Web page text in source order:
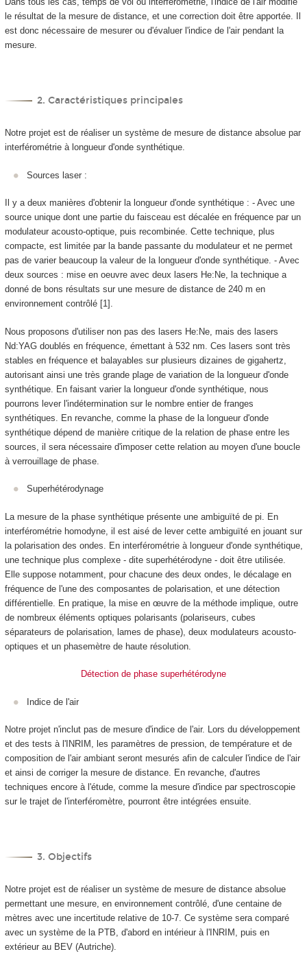
le résultat de la mesure de distance, et une correction doit être apportée. Il
est donc nécessaire de mesurer ou d'évaluer l'indice de l'air pendant la
mesure.
2. Caractéristiques principales
Notre projet est de réaliser un système de mesure de distance absolue par
interférométrie à longueur d'onde synthétique.
Sources laser :
Il y a deux manières d'obtenir la longueur d'onde synthétique : - Avec une
source unique dont une partie du faisceau est décalée en fréquence par un
modulateur acousto-optique, puis recombinée. Cette technique, plus
compacte, est limitée par la bande passante du modulateur et ne permet
pas de varier beaucoup la valeur de la longueur d'onde synthétique. - Avec
deux sources : mise en oeuvre avec deux lasers He:Ne, la technique a
donné de bons résultats sur une mesure de distance de 240 m en
environnement contrôlé [1].
Nous proposons d'utiliser non pas des lasers He:Ne, mais des lasers
Nd:YAG doublés en fréquence, émettant à 532 nm. Ces lasers sont très
stables en fréquence et balayables sur plusieurs dizaines de gigahertz,
autorisant ainsi une très grande plage de variation de la longueur d'onde
synthétique. En faisant varier la longueur d'onde synthétique, nous
pourrons lever l'indétermination sur le nombre entier de franges
synthétiques. En revanche, comme la phase de la longueur d'onde
synthétique dépend de manière critique de la relation de phase entre les
sources, il sera nécessaire d'imposer cette relation au moyen d'une boucle
à verrouillage de phase.
Superhétérodynage
La mesure de la phase synthétique présente une ambiguïté de pi. En
interférométrie homodyne, il est aisé de lever cette ambiguïté en jouant sur
la polarisation des ondes. En interférométrie à longueur d'onde synthétique,
une technique plus complexe - dite superhétérodyne - doit être utilisée.
Elle suppose notamment, pour chacune des deux ondes, le décalage en
fréquence de l'une des composantes de polarisation, et une détection
différentielle. En pratique, la mise en œuvre de la méthode implique, outre
de nombreux éléments optiques polarisants (polariseurs, cubes
séparateurs de polarisation, lames de phase), deux modulateurs acousto-
optiques et un phasemètre de haute résolution.
Détection de phase superhétérodyne
Indice de l'air
Notre projet n'inclut pas de mesure d'indice de l'air. Lors du développement
et des tests à l'INRIM, les paramètres de pression, de température et de
composition de l'air ambiant seront mesurés afin de calculer l'indice de l'air
et ainsi de corriger la mesure de distance. En revanche, d'autres
techniques encore à l'étude, comme la mesure d'indice par spectroscopie
sur le trajet de l'interféromètre, pourront être intégrées ensuite.
3. Objectifs
Notre projet est de réaliser un système de mesure de distance absolue
permettant une mesure, en environnement contrôlé, d'une centaine de
mètres avec une incertitude relative de 10-7. Ce système sera comparé
avec un système de la PTB, d'abord en intérieur à l'INRIM, puis en
extérieur au BEV (Autriche).